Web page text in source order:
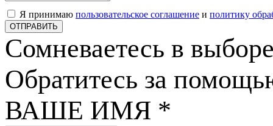
Я принимаю пользовательское соглашение и политику
ОТПРАВИТЬ
Сомневаетесь в
Обратитесь за
ВАШЕ ИМЯ *